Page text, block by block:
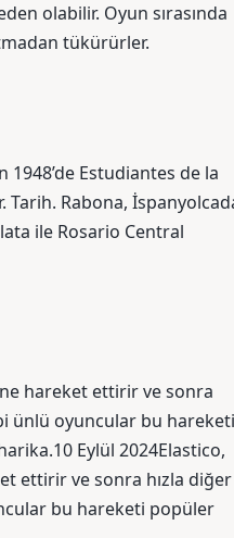
olabilir. Oyun sırasında
tükürürler.
1948’de Estudiantes de la
Tarih. Rabona,
ile Rosario Central
hareket ettirir ve sonra
ünlü oyuncular bu hareketi
Eylül 2024Elastico,
ettirir ve sonra hızla diğer
bu hareketi popüler